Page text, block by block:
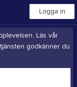
Logga in
Läs vår
godkänner du